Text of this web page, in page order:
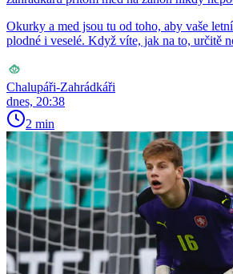
Okurky a med jsou tu od toho, aby vaše
plodné i veselé. Když víte, jak na to, určitě
Chalupáři-Zahrádkáři
dnes, 20:38
2 min